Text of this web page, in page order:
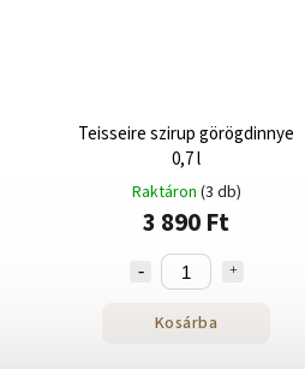
Teisseire szirup görögdinnye
0,7 l
Raktáron (3 db)
3 890 Ft
Kosárba